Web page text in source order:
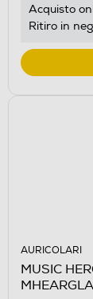
Acquisto
Ritiro in
AURICOLARI
MUSIC